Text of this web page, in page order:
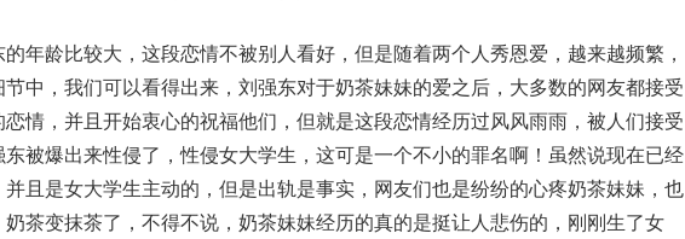
年龄比较大，这段恋情不被别人看好，但是随着两个人秀恩爱，越来越频繁，
中，我们可以看得出来，刘强东对于奶茶妹妹的爱之后，大多数的网友都接受
情，并且开始衷心的祝福他们，但就是这段恋情经历过风风雨雨，被人们接受
被爆出来性侵了，性侵女大学生，这可是一个不小的罪名啊！虽然说现在已经
且是女大学生主动的，但是出轨是事实，网友们也是纷纷的心疼奶茶妹妹，也
茶变抹茶了，不得不说，奶茶妹妹经历的真的是挺让人悲伤的，刚刚生了女